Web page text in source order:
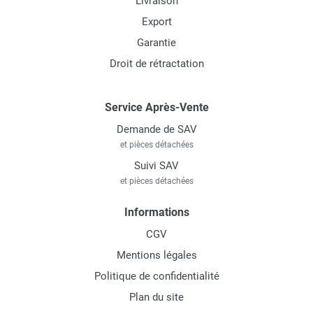
Export
Garantie
Droit de rétractation
Service Après-Vente
Demande de SAV
et pièces détachées
Suivi SAV
et pièces détachées
Informations
CGV
Mentions légales
Politique de confidentialité
Plan du site